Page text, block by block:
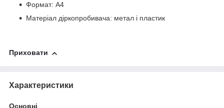
Формат: А4
Матеріал діркопробивача: метал і пластик
Приховати
Характеристики
Основні